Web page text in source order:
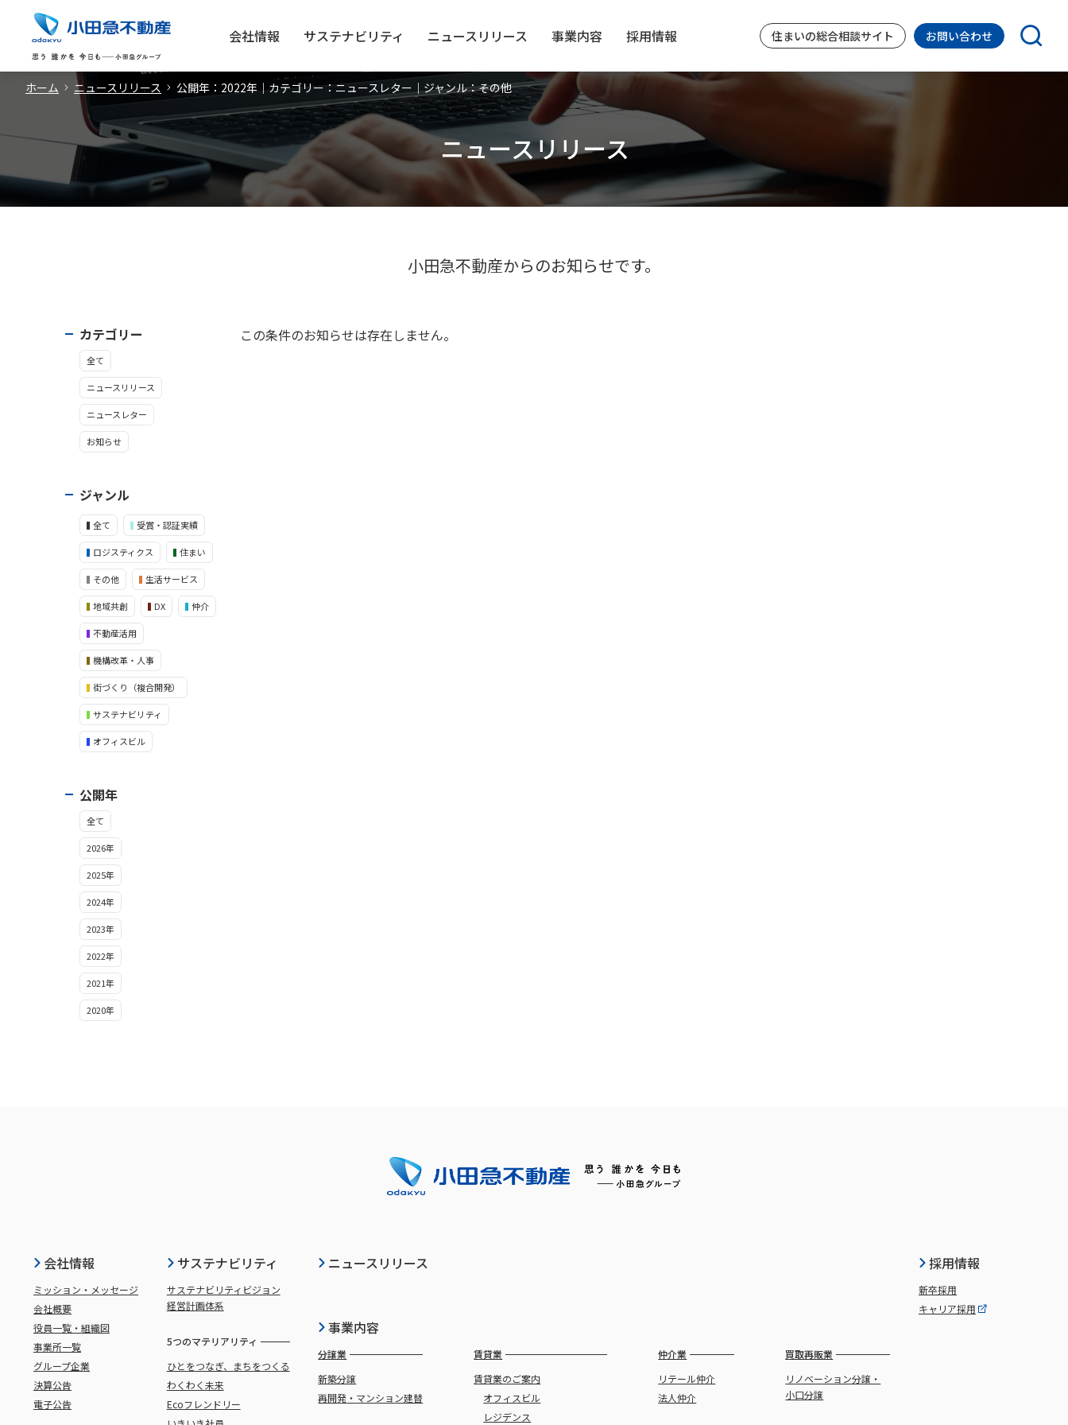
会社情報 サステナビリティ ニュースリリース 事業内容 採用情報 住まいの総合相談サイト お問い合わせ
ホーム ニュースリリース 公開年：2022年｜カテゴリー：ニュースレター｜ジャンル：その他
ニュースリリース
小田急不動産からのお知らせです。
カテゴリー
全て
ニュースリリース
ニュースレター
お知らせ
ジャンル
全て 受賞・認証実績
ロジスティクス 住まい
その他 生活サービス
地域共創 DX 仲介
不動産活用
機構改革・人事
街づくり（複合開発）
サステナビリティ
オフィスビル
公開年
全て
2026年
2025年
2024年
2023年
2022年
2021年
2020年
この条件のお知らせは存在しません。
会社情報
ミッション・メッセージ
会社概要
役員一覧・組織図
事業所一覧
グループ企業
決算公告
電子公告
サステナビリティ
サステナビリティビジョン
経営計画体系
5つのマテリアリティ
ひとをつなぎ、まちをつくる
わくわく未来
Ecoフレンドリー
ニュースリリース
事業内容
分譲業
新築分譲
再開発・ マンション建替
賃貸業
賃貸業のご案内
オフィスビル
レジデンス
仲介業
リテール仲介
法人仲介
買取再販業
リノベーション分譲・
小口分譲
採用情報
新卒採用
キャリア採用